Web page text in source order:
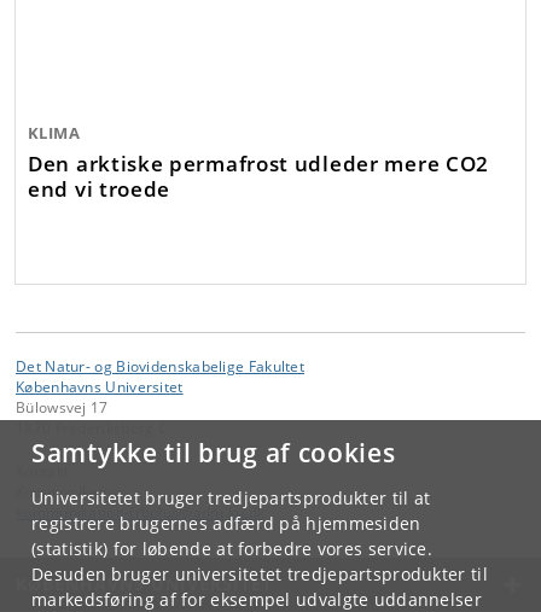
Samtykke til brug af cookies
Universitetet bruger tredjepartsprodukter til at
registrere brugernes adfærd på hjemmesiden
(statistik) for løbende at forbedre vores service.
Desuden bruger universitetet tredjepartsprodukter til
markedsføring af for eksempel udvalgte uddannelser
KLIMA
Den arktiske permafrost udleder mere CO2
end vi troede
Det Natur- og Biovidenskabelige Fakultet
Københavns Universitet
Bülowsvej 17
Kommunikation
kommunikation-frbplus@ ku. dk
KØBENHAVNS UNIVERSITET